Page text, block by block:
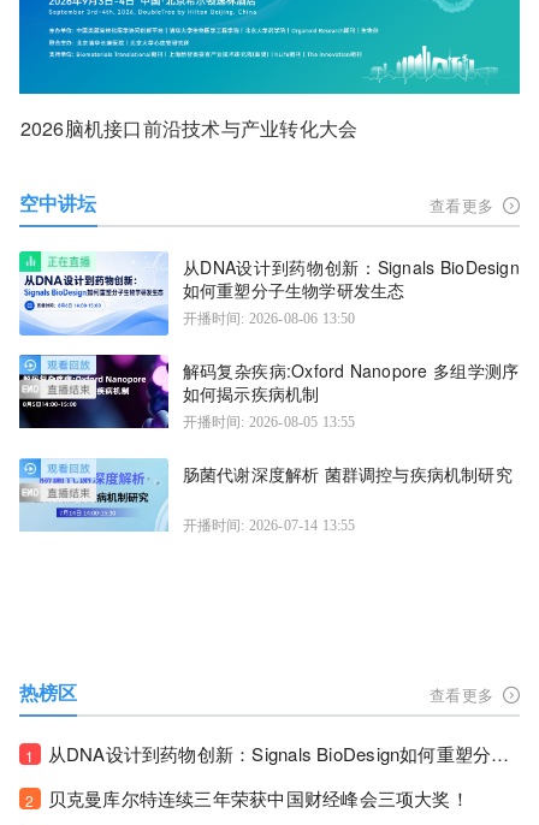
2026脑机接口前沿技术与产业转化大会
空中讲坛 查看更多
从DNA设计到药物创新：Signals BioDesign
如何重塑分子生物学研发生态
开播时间: 2026-08-06 13:50
解码复杂疾病:Oxford Nanopore 多组学测序
如何揭示疾病机制
开播时间: 2026-08-05 13:55
肠菌代谢深度解析 菌群调控与疾病机制研究
开播时间: 2026-07-14 13:55
热榜区 查看更多
1 从DNA设计到药物创新：Signals BioDesign如何重塑分子生物学研发生态！
2 贝克曼库尔特连续三年荣获中国财经峰会三项大奖！